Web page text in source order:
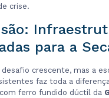
crise.
para a
desafio crescente, mas a
faz toda a
ferro fundido dúctil da